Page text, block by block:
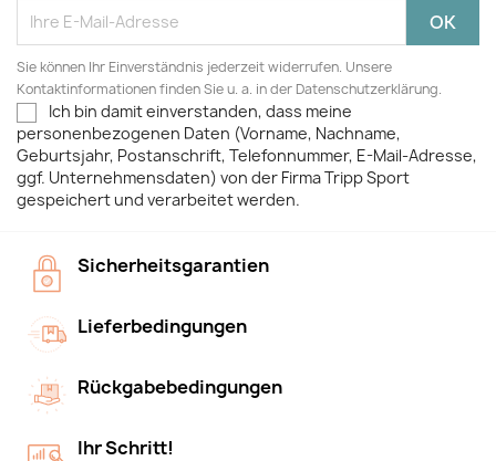
Sie können Ihr Einverständnis jederzeit widerrufen. Unsere
Kontaktinformationen finden Sie u. a. in der Datenschutzerklärung.
Ich bin damit einverstanden, dass meine
personenbezogenen Daten (Vorname, Nachname,
Geburtsjahr, Postanschrift, Telefonnummer, E-Mail-Adresse,
ggf. Unternehmensdaten) von der Firma Tripp Sport
gespeichert und verarbeitet werden.
Sicherheitsgarantien
Lieferbedingungen
Rückgabebedingungen
Ihr Schritt!